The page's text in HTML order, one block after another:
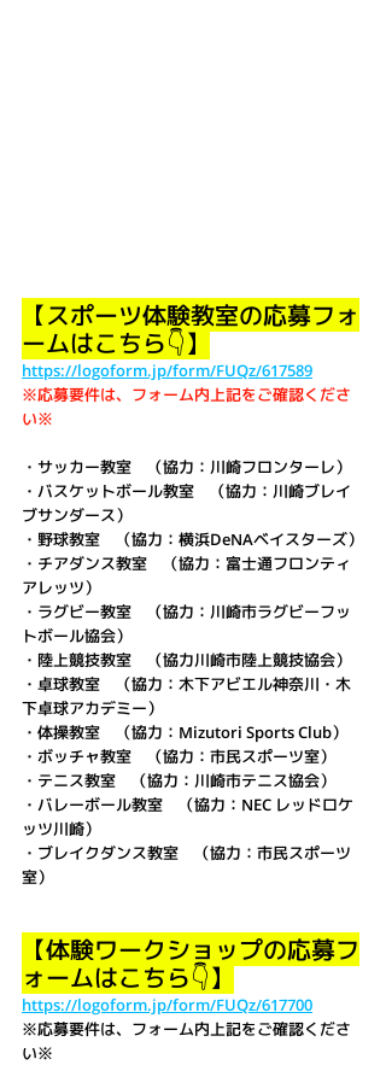
【スポーツ体験教室の応募フォ
ームはこちら👇】
https://logoform.jp/form/FUQz/617589
※応募要件は、フォーム内上記をご確認くださ
い※
・サッカー教室　（協力：川崎フロンターレ）
・バスケットボール教室　（協力：川崎ブレイ
ブサンダース）
・野球教室　（協力：横浜DeNAベイスターズ）
・チアダンス教室　（協力：富士通フロンティ
アレッツ）
・ラグビー教室　（協力：川崎市ラグビーフッ
トボール協会）
・陸上競技教室　（協力川崎市陸上競技協会）
・卓球教室　（協力： 木下アビエル神奈川・木
下卓球アカデミー）
・体操教室　（協力：Mizutori Sports Club）
・ボッチャ教室　（協力：市民スポーツ室）
・テニス教室　（協力： 川崎市テニス協会）
・バレーボール教室　（協力：NEC レッドロケ
ッツ川崎）
・ ブレイクダンス教室　（協力：市民スポーツ
室）
【体験ワークショップの応募フ
ォームはこちら👇】
https://logoform.jp/form/FUQz/617700
※応募要件は、フォーム内上記をご確認くださ
い※